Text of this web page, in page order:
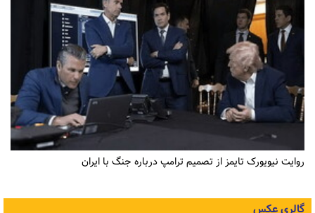
روایت نیویورک تایمز از تصمیم ترامپ درباره جنگ با ایران
گالری عکس